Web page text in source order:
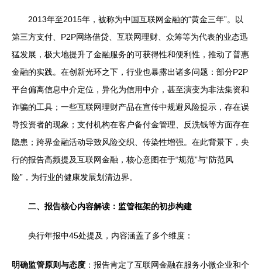
2013年至2015年，被称为中国互联网金融的“黄金三年”。以
第三方支付、P2P网络借贷、互联网理财、众筹等为代表的业态迅
猛发展，极大地提升了金融服务的可获得性和便利性，推动了普惠
金融的实践。在创新光环之下，行业也暴露出诸多问题：部分P2P
平台偏离信息中介定位，异化为信用中介，甚至演变为非法集资和
诈骗的工具；一些互联网理财产品在宣传中规避风险提示，存在误
导投资者的现象；支付机构在客户备付金管理、反洗钱等方面存在
隐患；跨界金融活动导致风险交织、传染性增强。在此背景下，央
行的报告高频提及互联网金融，核心意图在于“规范”与“防范风
险”，为行业的健康发展划清边界。
二、报告核心内容解读：监管框架的初步构建
央行年报中45处提及，内容涵盖了多个维度：
明确监管原则与态度 ：报告肯定了互联网金融在服务小微企业和个